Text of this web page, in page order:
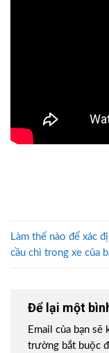
Làm thế nào để xác
cầu chì trong xe của
Để lại một
Email của bạn
trường bắt buộc